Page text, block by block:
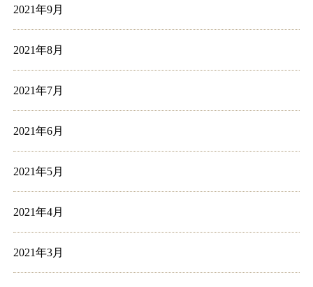
2021年9月
2021年8月
2021年7月
2021年6月
2021年5月
2021年4月
2021年3月